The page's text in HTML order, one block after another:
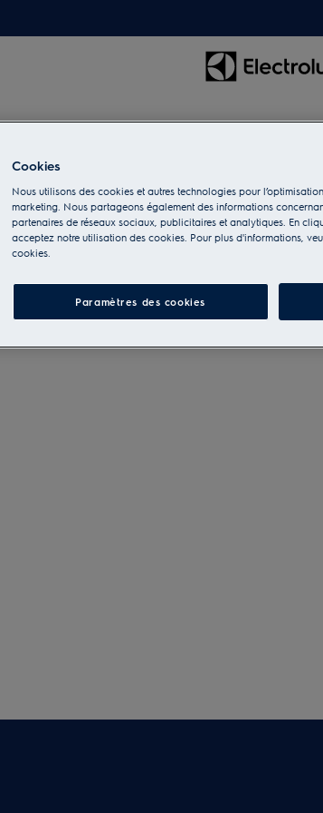
cuisson
avec les ustensiles et
Cookies
Nous utilisons des cookies et autres technologies pour
marketing. Nous partageons également des informations
partenaires de réseaux sociaux, publicitaires et analytiques. En
acceptez notre utilisation des cookies. Pour plus d'informations,
cookies.
Paramètres des cookies